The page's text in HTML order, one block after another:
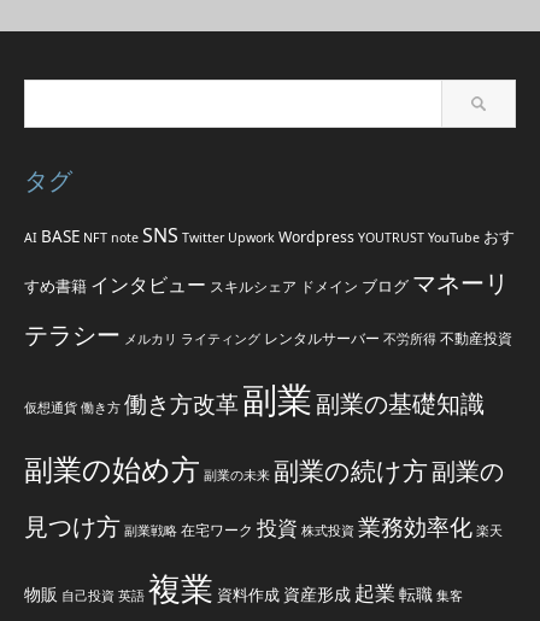
タグ
AI BASE NFT note SNS Twitter Upwork Wordpress YOUTRUST YouTube おす
すめ書籍 インタビュー スキルシェア ドメイン ブログ マネーリ
テラシー メルカリ ライティング レンタルサーバー 不労所得 不動産投資
仮想通貨 働き方 働き方改革副業副業の基礎知識
副業の始め方 副業の未来 副業の続け方副業の
見つけ方 副業戦略 在宅ワーク 投資 株式投資 業務効率化 楽天
物販 自己投資 英語 複業 資料作成 資産形成 起業 転職 集客